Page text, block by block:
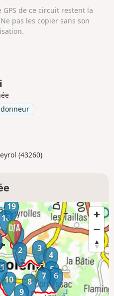
de ce circuit restent la
pas les copier sans son
(43260)
1
2
3
4
5
6
7
8
9
10
18
19